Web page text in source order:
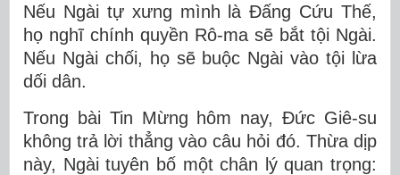
Nếu Ngài tự xưng mình là Đấng Cứu Thế,
họ nghĩ chính quyền Rô-ma sẽ bắt tội Ngài.
Nếu Ngài chối, họ sẽ buộc Ngài vào tội lừa
dối dân.
Trong bài Tin Mừng hôm nay, Đức Giê-su
không trả lời thẳng vào câu hỏi đó. Thừa dịp
này, Ngài tuyên bố một chân lý quan trọng: